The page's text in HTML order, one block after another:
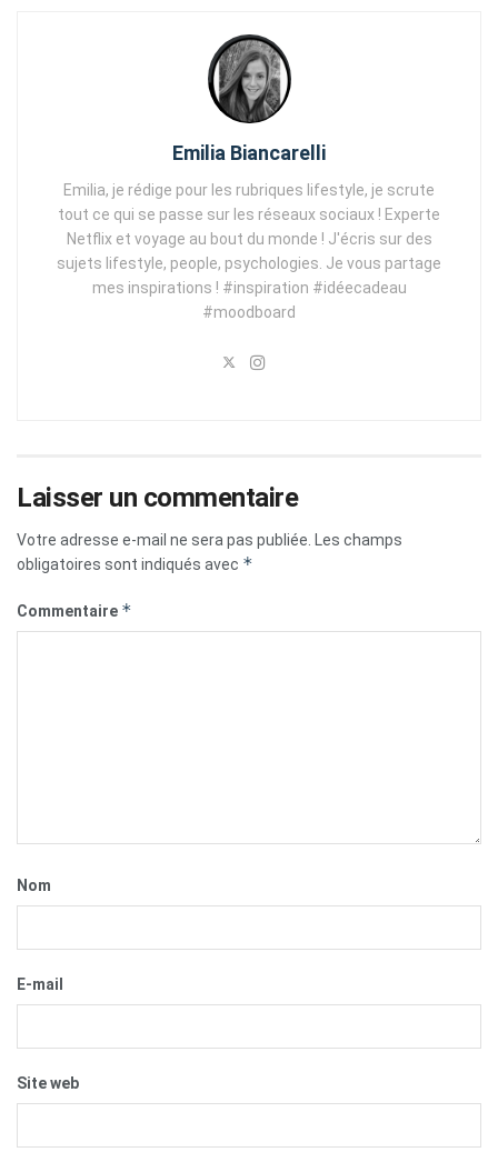
Emilia Biancarelli
Emilia, je rédige pour les rubriques lifestyle, je scrute
tout ce qui se passe sur les réseaux sociaux ! Experte
Netflix et voyage au bout du monde ! J'écris sur des
sujets lifestyle, people, psychologies. Je vous partage
mes inspirations ! #inspiration #idéecadeau
#moodboard
Laisser un commentaire
Votre adresse e-mail ne sera pas publiée.
Les champs
obligatoires sont indiqués avec *
Commentaire *
Nom
E-mail
Site web